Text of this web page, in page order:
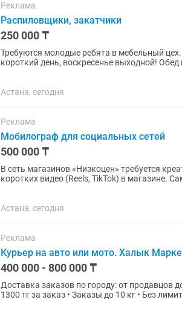
Реклама
Распиловщики, закатчики
250 000 ₸
Требуются молодые ребята в мебельный
короткий день, воскресенье выходной!
Астана, сегодня
Реклама
Мобилограф для социальных сетей
500 000 ₸
В сеть магазинов «Низкоцен» требуется креативный
коротких видео (Reels, TikTok) в магазине. Самостоятельная озвучка роликов. Монтаж видео.
Астана, сегодня
Реклама
Курьер на авто или мото. Халык
400 000 - 800 000 ₸
Доставка заказов по городу: от продавцов до
1300 тг за заказ • Заказы до 10 кг • Без